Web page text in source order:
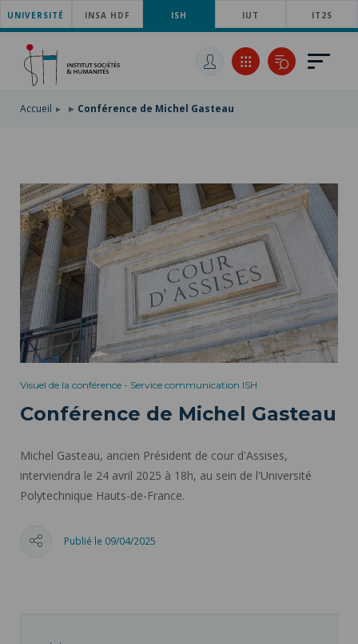
ACCÉDER
AU
MENU
PRINCIPAL
ALLER
AU
CONTENU
PRINCIPAL
ACCÉDER
RECHERCHE
UNIVERSITÉ INSA HDF ISH IUT IT2S
Accueil Conférence de Michel Gasteau
Visuel de la conférence - Service communication ISH
Conférence de Michel Gasteau
Michel Gasteau, ancien Président de cour d'Assises,
interviendra le 24 avril 2025 à 18h, au sein de l'Université
Polytechnique Hauts-de-France.
Publié le 09/04/2025